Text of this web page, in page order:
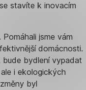
stavíte k inovacím
jsme vám
domácnosti.
bude bydlení vypadat
i ekologických
byl